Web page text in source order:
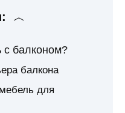
с балконом?
балкона
для